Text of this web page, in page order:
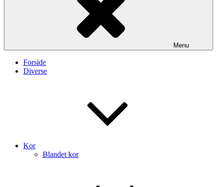
Menu
Forside
Diverse
Kor
Blandet kor